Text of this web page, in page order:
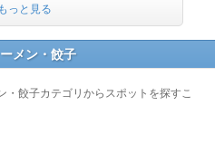
っと見る
メン・餃子
餃子カテゴリからスポットを探すこ